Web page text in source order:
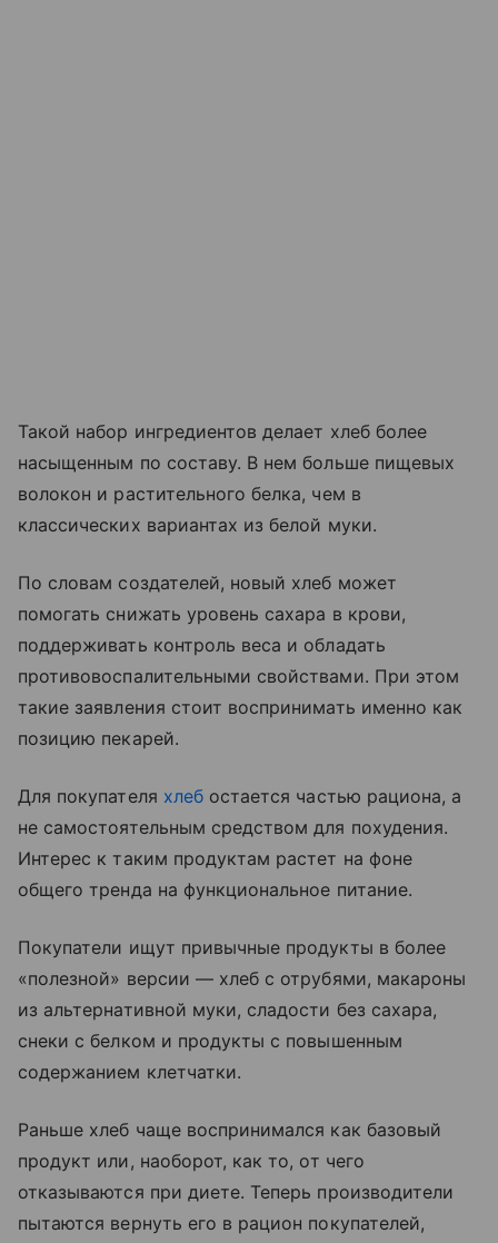
Такой набор ингредиентов делает хлеб более
насыщенным по составу. В нем больше пищевых
волокон и растительного белка, чем в
классических вариантах из белой муки.
По словам создателей, новый хлеб может
помогать снижать уровень сахара в крови,
поддерживать контроль веса и обладать
противовоспалительными свойствами. При этом
такие заявления стоит воспринимать именно как
позицию пекарей.
Для покупателя хлебостается частью рациона, а
не самостоятельным средством для похудения.
Интерес к таким продуктам растет на фоне
общего тренда на функциональное питание.
Покупатели ищут привычные продукты в более
«полезной» версии — хлеб с отрубями, макароны
из альтернативной муки, сладости без сахара,
снеки с белком и продукты с повышенным
содержанием клетчатки.
Раньше хлеб чаще воспринимался как базовый
продукт или, наоборот, как то, от чего
отказываются при диете. Теперь производители
пытаются вернуть его в рацион покупателей,